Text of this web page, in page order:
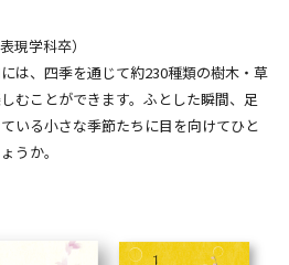
現学科卒）
は、四季を通じて約230種類の樹木・草
むことができます。ふとした瞬間、足
いる小さな季節たちに目を向けてひと
うか。